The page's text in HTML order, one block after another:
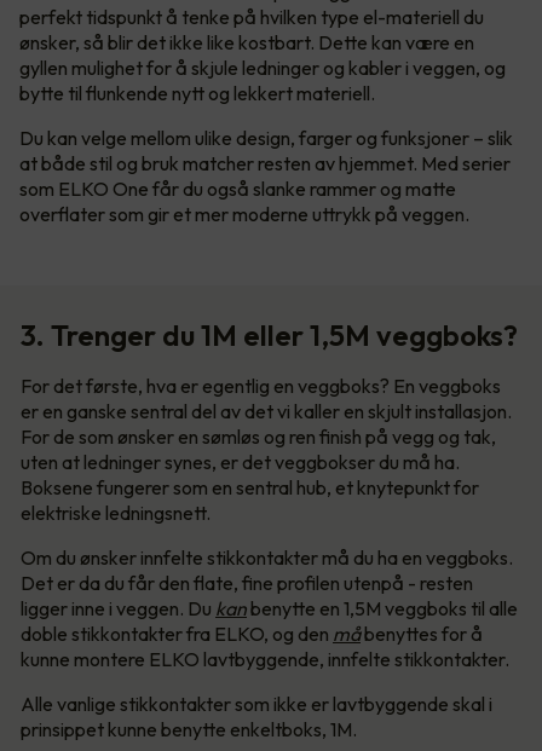
perfekt tidspunkt å tenke på hvilken type el-materiell du
ønsker, så blir det ikke like kostbart. Dette kan være en
gyllen mulighet for å skjule ledninger og kabler i veggen, og
bytte til flunkende nytt og lekkert materiell.
Du kan velge mellom ulike design, farger og funksjoner – slik
at både stil og bruk matcher resten av hjemmet. Med serier
som ELKO One får du også slanke rammer og matte
overflater som gir et mer moderne uttrykk på veggen.
3. Trenger du 1M eller 1,5M veggboks?
For det første, hva er egentlig en veggboks? En veggboks
er en ganske sentral del av det vi kaller en skjult installasjon.
For de som ønsker en sømløs og ren finish på vegg og tak,
uten at ledninger synes, er det veggbokser du må ha.
Boksene fungerer som en sentral hub, et knytepunkt for
elektriske ledningsnett.
Om du ønsker innfelte stikkontakter må du ha en veggboks.
Det er da du får den flate, fine profilen utenpå - resten
ligger inne i veggen. Du kanbenytte en 1,5M veggboks til alle
doble stikkontakter fra ELKO, og den måbenyttes for å
kunne montere ELKO lavtbyggende, innfelte stikkontakter.
Alle vanlige stikkontakter som ikke er lavtbyggende skal i
prinsippet kunne benytte enkeltboks, 1M.